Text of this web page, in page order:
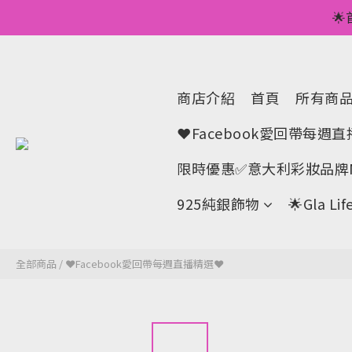
💥正價服裝滿🌟
💥正價服裝滿減
商店介紹 首頁
所有商
❤Facebook愛回帶每週
限時優惠✅意大利彩妝品
925純銀飾物
🌟Gla
全部商品 / ❤Facebook愛回帶每週直播精選❤